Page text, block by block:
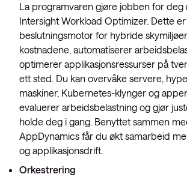
La programvaren gjøre jobben for deg
Intersight Workload Optimizer. Dette
beslutningsmotor for hybride
kostnadene, automatiserer
optimerer applikasjonsressurser på
ett sted. Du kan overvåke servere,
maskiner, Kubernetes-klynger og
evaluerer arbeidsbelastning og gjør
holde deg i gang. Benyttet sammen
AppDynamics får du økt samarbeid
og applikasjonsdrift.
Orkestrering